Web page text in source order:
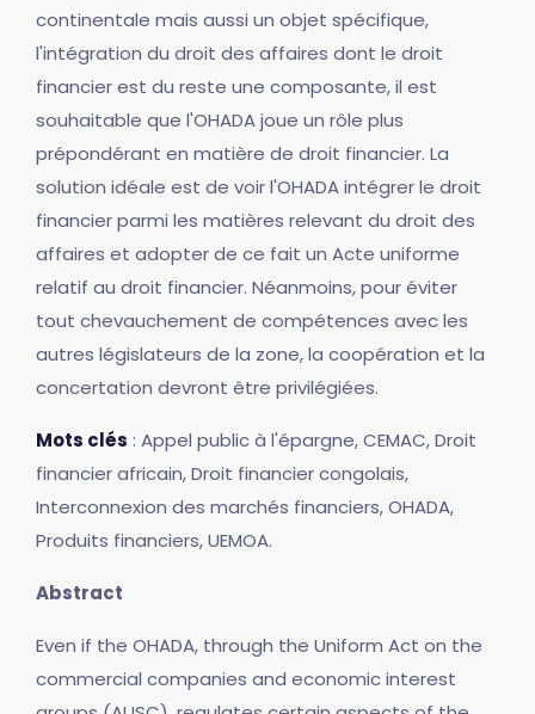
continentale mais aussi un objet spécifique,
l'intégration du droit des affaires dont le droit
financier est du reste une composante, il est
souhaitable que l'OHADA joue un rôle plus
prépondérant en matière de droit financier. La
solution idéale est de voir l'OHADA intégrer le droit
financier parmi les matières relevant du droit des
affaires et adopter de ce fait un Acte uniforme
relatif au droit financier. Néanmoins, pour éviter
tout chevauchement de compétences avec les
autres législateurs de la zone, la coopération et la
concertation devront être privilégiées.
Mots clés : Appel public à l'épargne, CEMAC, Droit
financier africain, Droit financier congolais,
Interconnexion des marchés financiers, OHADA,
Produits financiers, UEMOA.
Abstract
Even if the OHADA, through the Uniform Act on the
commercial companies and economic interest